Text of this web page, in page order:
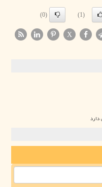
(1)
(0)
X